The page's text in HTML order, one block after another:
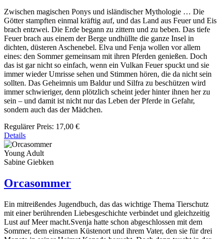
Zwischen magischen Ponys und isländischer Mythologie … Die
Götter stampften einmal kräftig auf, und das Land aus Feuer und Eis
brach entzwei. Die Erde begann zu zittern und zu beben. Das tiefe
Feuer brach aus einem der Berge undhüllte die ganze Insel in
dichten, düsteren Aschenebel. Elva und Fenja wollen vor allem
eines: den Sommer gemeinsam mit ihren Pferden genießen. Doch
das ist gar nicht so einfach, wenn ein Vulkan Feuer spuckt und sie
immer wieder Umrisse sehen und Stimmen hören, die da nicht sein
sollten. Das Geheimnis um Baldur und Silfra zu beschützen wird
immer schwieriger, denn plötzlich scheint jeder hinter ihnen her zu
sein – und damit ist nicht nur das Leben der Pferde in Gefahr,
sondern auch das der Mädchen.
Regulärer Preis: 17,00 €
Details
Young Adult
Sabine Giebken
Orcasommer
Ein mitreißendes Jugendbuch, das das wichtige Thema Tierschutz
mit einer berührenden Liebesgeschichte verbindet und gleichzeitig
Lust auf Meer macht.Svenja hatte schon abgeschlossen mit dem
Sommer, dem einsamen Küstenort und ihrem Vater, den sie für drei